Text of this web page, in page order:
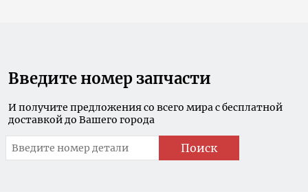
Введите номер запчасти
И получите предложения со всего мира с бесплатной
доставкой до Вашего города
Поиск